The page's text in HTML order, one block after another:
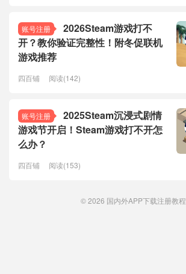
账号注册
2026Steam游戏打不
开？教你验证完整性！附冬促联机
游戏推荐
四百铺 阅读(142)
账号注册
2025Steam沉浸式剧情
游戏节开启！Steam游戏打不开怎
么办？
四百铺 阅读(153)
© 2026 国内外APP下载注册教程